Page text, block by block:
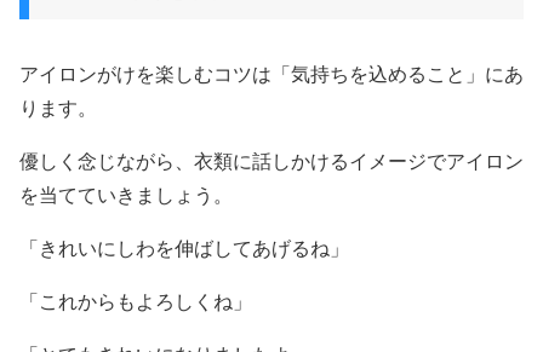
アイロンがけを楽しむコツは「気持ちを込めること」にあ
ります。
優しく念じながら、衣類に話しかけるイメージでアイロン
を当てていきましょう。
「きれいにしわを伸ばしてあげるね」
「これからもよろしくね」